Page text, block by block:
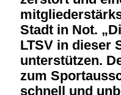
Stadt in Not.
LTSV in dieser
unterstützen.
zum
schnell und